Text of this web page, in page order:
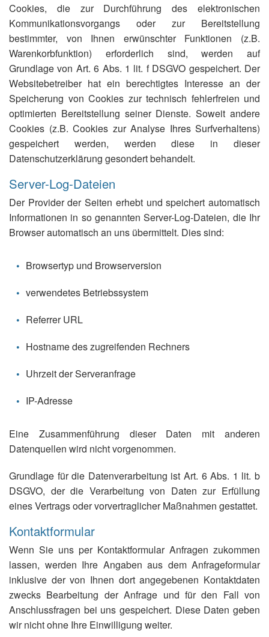
Cookies, die zur Durchführung des elektronischen
Kommunikationsvorgangs oder zur Bereitstellung
bestimmter, von Ihnen erwünschter Funktionen (z.B.
Warenkorbfunktion) erforderlich sind, werden auf
Grundlage von Art. 6 Abs. 1 lit. f DSGVO gespeichert. Der
Websitebetreiber hat ein berechtigtes Interesse an der
Speicherung von Cookies zur technisch fehlerfreien und
optimierten Bereitstellung seiner Dienste. Soweit andere
Cookies (z.B. Cookies zur Analyse Ihres Surfverhaltens)
gespeichert werden, werden diese in dieser
Datenschutzerklärung gesondert behandelt.
Server-Log-Dateien
Der Provider der Seiten erhebt und speichert automatisch
Informationen in so genannten Server-Log-Dateien, die Ihr
Browser automatisch an uns übermittelt. Dies sind:
Browsertyp und Browserversion
verwendetes Betriebssystem
Referrer URL
Hostname des zugreifenden Rechners
Uhrzeit der Serveranfrage
IP-Adresse
Eine Zusammenführung dieser Daten mit anderen
Datenquellen wird nicht vorgenommen.
Grundlage für die Datenverarbeitung ist Art. 6 Abs. 1 lit. b
DSGVO, der die Verarbeitung von Daten zur Erfüllung
eines Vertrags oder vorvertraglicher Maßnahmen gestattet.
Kontaktformular
Wenn Sie uns per Kontaktformular Anfragen zukommen
lassen, werden Ihre Angaben aus dem Anfrageformular
inklusive der von Ihnen dort angegebenen Kontaktdaten
zwecks Bearbeitung der Anfrage und für den Fall von
Anschlussfragen bei uns gespeichert. Diese Daten geben
wir nicht ohne Ihre Einwilligung weiter.